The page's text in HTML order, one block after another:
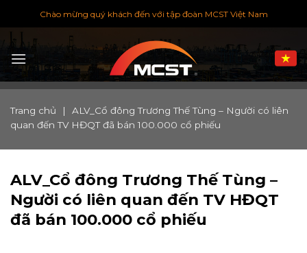
đến
nội
dung
Chào mừng quý khách đến với tập đoàn MCST Việt Nam
Trang chủ |
ALV_Cổ đông Trương Thế Tùng – Người có liên
quan đến TV HĐQT đã bán 100.000 cổ phiếu
ALV_Cổ đông Trương Thế Tùng –
Người có liên quan đến TV HĐQT
đã bán 100.000 cổ phiếu